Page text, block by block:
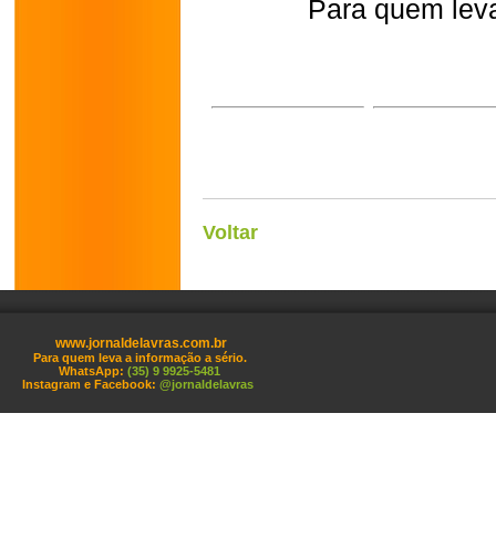
Para quem
Voltar
www.jornaldelavras.com.br
Para quem leva a informação a sério.
WhatsApp: (35) 9 9925-5481
Instagram e Facebook: @jornaldelavras